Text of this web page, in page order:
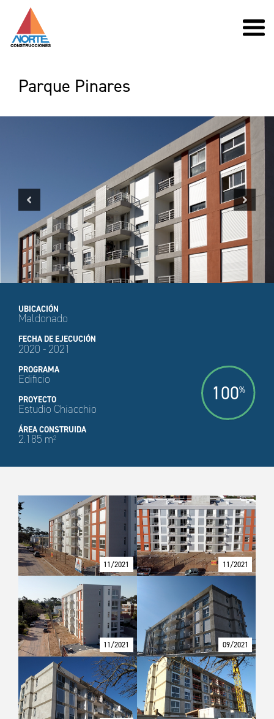
Parque Pinares
Previous Next
UBICACIÓN
Maldonado
FECHA DE EJECUCIÓN
2020 - 2021
PROGRAMA
Edificio
PROYECTO
Estudio Chiacchio
ÁREA CONSTRUIDA
2.185 m2
100%
11/2021 11/2021
11/2021 09/2021